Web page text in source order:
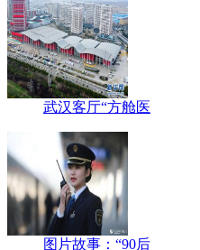
武汉客厅“方舱医
图片故事：“90后